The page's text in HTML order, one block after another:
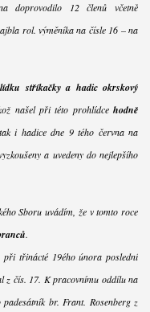
doprovodilo 12 členů včetně
rol. výměníka na čísle 16 – na
stříkačky a hadic okrskový
našel při této prohlídcehodně
i hadice dne 9 tého června na
a uvedeny do nejlepšího
Sboru uvádím, že v tomto roce
.
třinácté 19ého února poslední
z čís. 17. K pracovnímu oddílu na
br. Frant. Rosenberg z